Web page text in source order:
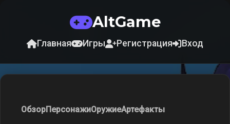
AltGame
Главная Игры Регистрация Вход
ОбзорПерсонажиОружиеАртефакты